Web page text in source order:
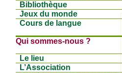
Bibliothèque
Jeux du monde
Cours de langue
Qui sommes-nous ?
Le lieu
L’Association